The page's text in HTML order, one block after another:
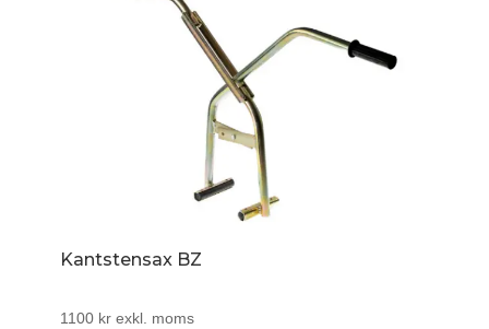
Kantstensax BZ
1100 krexkl. moms